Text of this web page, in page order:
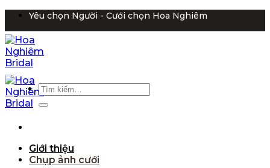
nội
dung
Yêu chọn Người - Cưới chọn Hoa Nghiêm
Giới thiệu
Chụp ảnh cưới
Tìm
kiếm: